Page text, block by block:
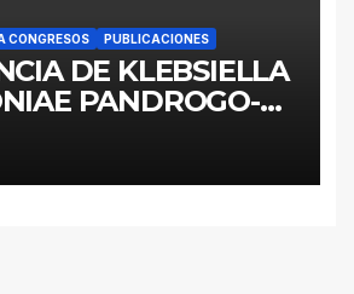
LIMITADOS DE
CONGRESOS PUBLICACIONES
DE KLEBSIELLA
PANDROGO-
ST258 EN UNA
CUIDADOS
DE LA PROVINCIA